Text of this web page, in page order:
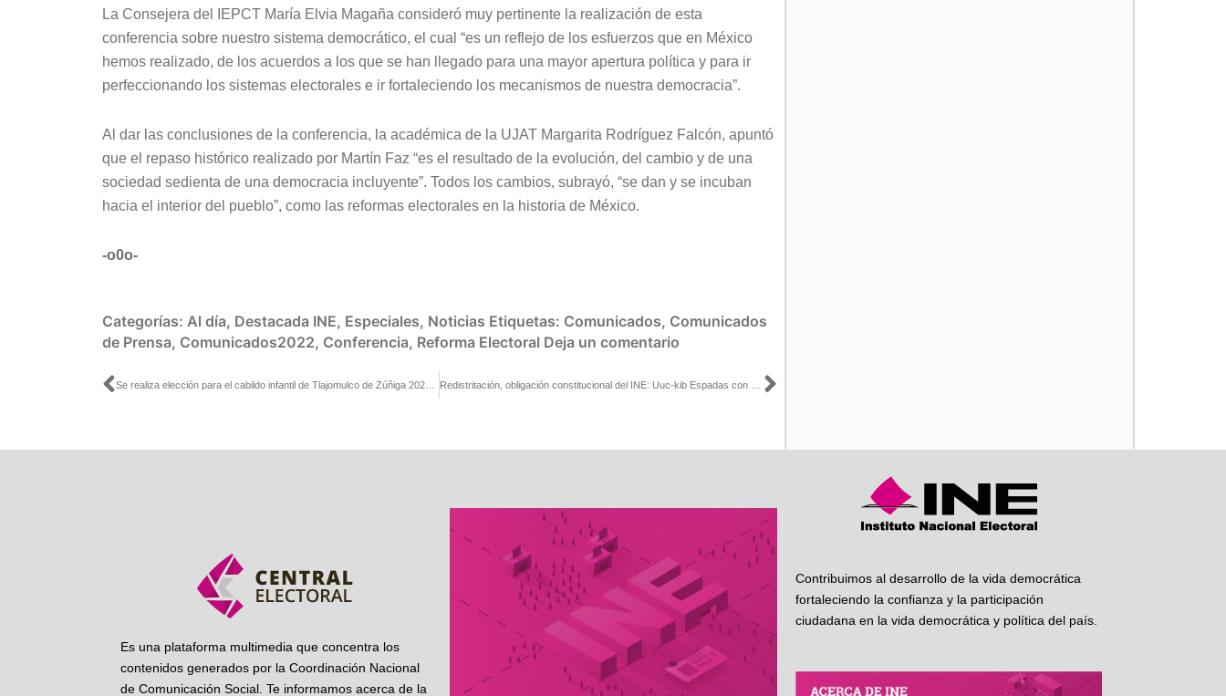
La Consejera del IEPCT María Elvia Magaña consideró muy pertinente la realización de esta
conferencia sobre nuestro sistema democrático, el cual “es un reflejo de los esfuerzos que en México
hemos realizado, de los acuerdos a los que se han llegado para una mayor apertura política y para ir
perfeccionando los sistemas electorales e ir fortaleciendo los mecanismos de nuestra democracia”.
Al dar las conclusiones de la conferencia, la académica de la UJAT Margarita Rodríguez Falcón, apuntó
que el repaso histórico realizado por Martín Faz “es el resultado de la evolución, del cambio y de una
sociedad sedienta de una democracia incluyente”. Todos los cambios, subrayó, “se dan y se incuban
hacia el interior del pueblo”, como las reformas electorales en la historia de México.
-o0o-
Categorías: Al día, Destacada INE, Especiales, Noticias Etiquetas: Comunicados, Comunicados
de Prensa, Comunicados2022, Conferencia, Reforma Electoral Deja un comentario
Ant Siguiente
Es una plataforma multimedia que concentra los
contenidos generados por la Coordinación Nacional
de Comunicación Social. Te informamos acerca de la
Contribuimos al desarrollo de la vida democrática
fortaleciendo la confianza y la participación
ciudadana en la vida democrática y política del país.